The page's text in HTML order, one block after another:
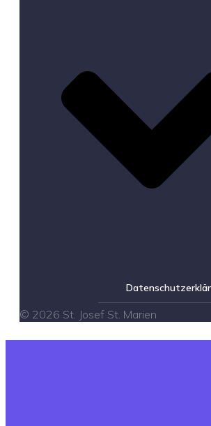
© 2026 St. Josef St. Marien